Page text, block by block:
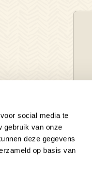
social media te
gebruik van onze
deze gegevens
op basis van